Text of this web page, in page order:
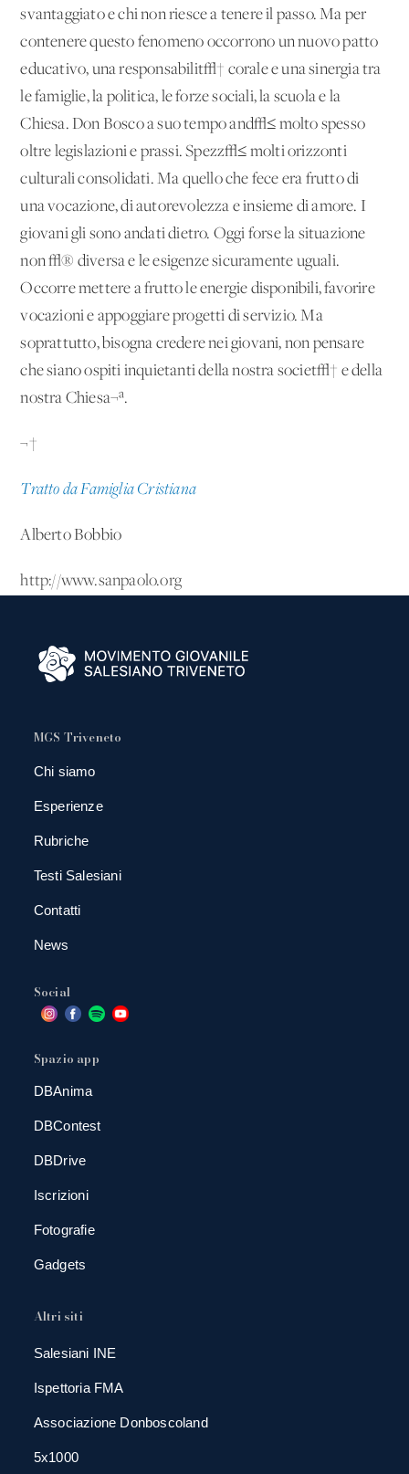
svantaggiato e chi non riesce a tenere il passo. Ma per
contenere questo fenomeno occorrono un nuovo patto
educativo, una responsabilit√† corale e una sinergia tra
le famiglie, la politica, le forze sociali, la scuola e la
Chiesa. Don Bosco a suo tempo and√≤ molto spesso
oltre legislazioni e prassi. Spezz√≤ molti orizzonti
culturali consolidati. Ma quello che fece era frutto di
una vocazione, di autorevolezza e insieme di amore. I
giovani gli sono andati dietro. Oggi forse la situazione
non √® diversa e le esigenze sicuramente uguali.
Occorre mettere a frutto le energie disponibili, favorire
vocazioni e appoggiare progetti di servizio. Ma
soprattutto, bisogna credere nei giovani, non pensare
che siano ospiti inquietanti della nostra societ√† e della
nostra Chiesa¬ª.
¬†
Tratto da Famiglia Cristiana
Alberto Bobbio
http://www.sanpaolo.org
MGS Triveneto
Chi siamo
Esperienze
Rubriche
Testi Salesiani
Contatti
News
Social
Spazio app
DBAnima
DBContest
DBDrive
Iscrizioni
Fotografie
Gadgets
Altri siti
Salesiani INE
Ispettoria FMA
Associazione Donboscoland
5x1000